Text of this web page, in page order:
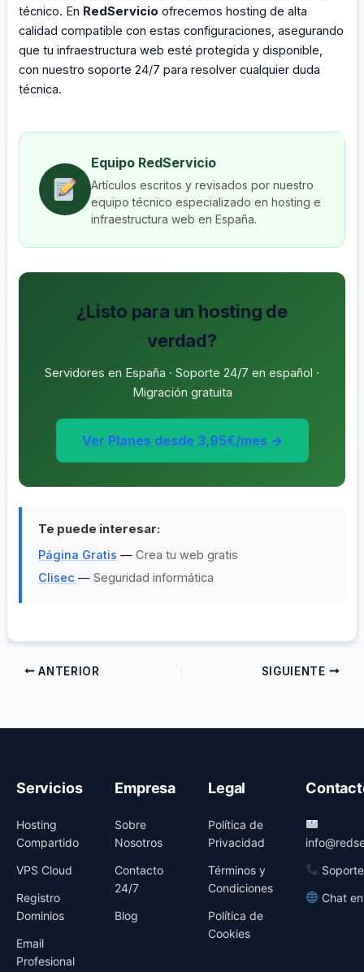
técnico. En RedServicio ofrecemos hosting de alta
calidad compatible con estas configuraciones, asegurando
que tu infraestructura web esté protegida y disponible,
con nuestro soporte 24/7 para resolver cualquier duda
técnica.
Equipo RedServicio
Artículos escritos y revisados por nuestro
equipo técnico especializado en hosting e
infraestructura web en España.
¿Listo para un hosting de
verdad?
Servidores en España · Soporte 24/7 en español ·
Migración gratuita
Ver Planes desde 3,95€/mes →
Te puede interesar:
Página Gratis —Crea tu web gratis
Clisec —Seguridad informática
ANTERIOR SIGUIENTE
Servicios
Hosting
Compartido
VPS Cloud
Registro
Dominios
Email
Profesional
Empresa
Sobre
Nosotros
Contacto
24/7
Blog
Legal
Política de
Privacidad
Términos y
Condiciones
Política de
Cookies
Chat